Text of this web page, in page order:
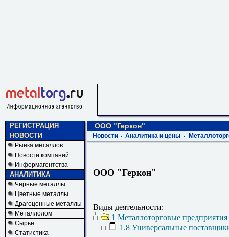
РЕГИСТРАЦИЯ
НОВОСТИ
Рынка металлов
Новости компаний
Информагентства
АНАЛИТИКА
Черные металлы
Цветные металлы
Драгоценные металлы
Металлолом
Сырье
Статистика
ООО "Геркон"
Новости Аналитика и цены
ООО "Геркон"
Виды деятельности:
1 Металлоторговые
1.8 Универсальные